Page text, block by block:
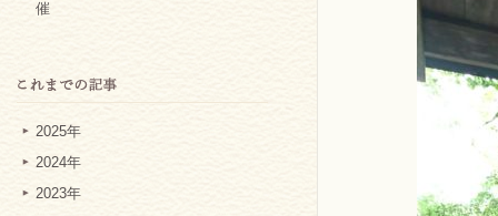
催
2025年
2024年
2023年